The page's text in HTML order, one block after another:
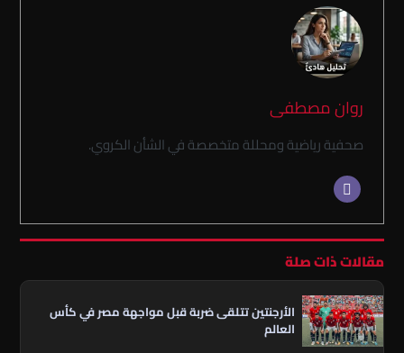
روان مصطفى
صحفية رياضية ومحللة متخصصة في الشأن الكروي.
مقالات ذات صلة
الأرجنتين تتلقى ضربة قبل مواجهة مصر في كأس
العالم